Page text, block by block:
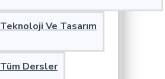
Teknoloji Ve Tasarım
Tüm Dersler